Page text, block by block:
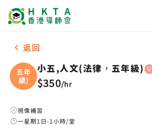
女-1名 小五,人文(法律，五年級)，小
返回
五年
級)
小五,人文(法律，五年級)
$350/hr
視像補習
一星期1日-1小時/堂